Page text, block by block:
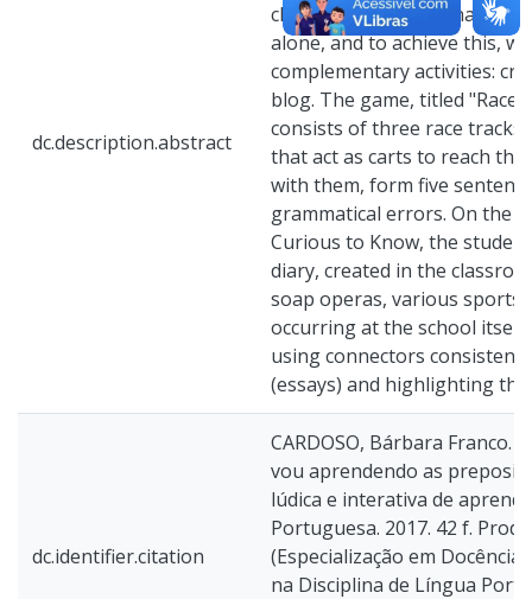
dc.description.abstract
chose an approach that
alone, and to achieve this,
complementary activities:
blog. The game, titled "Race
consists of three race
that act as carts to reach the
with them, form five
grammatical errors. On the
Curious to Know, the
diary, created in the
soap operas, various sports,
occurring at the school itself
using connectors
(essays) and highlighting
dc.identifier.citation
CARDOSO, Bárbara Franco.
vou aprendendo as
lúdica e interativa de
Portuguesa. 2017. 42 f.
(Especialização em Docência
na Disciplina de Língua